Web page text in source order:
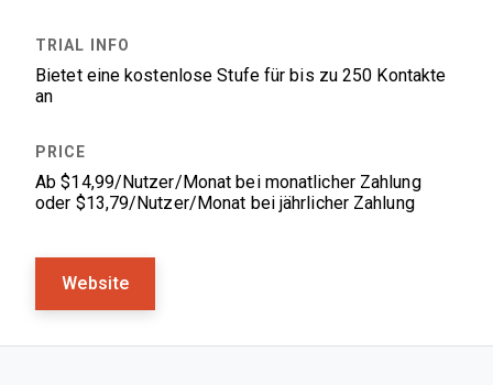
Bietet eine kostenlose Stufe für bis zu 250 Kontakte
an
Ab $14,99/Nutzer/Monat bei monatlicher Zahlung
oder $13,79/Nutzer/Monat bei jährlicher Zahlung
Website